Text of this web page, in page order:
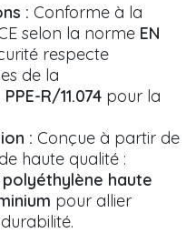
: Conforme à la
selon la norme EN
respecte
de la
PPE-R/11.074 pour la
: Conçue à partir de
haute qualité :
polyéthylène haute
pour allier